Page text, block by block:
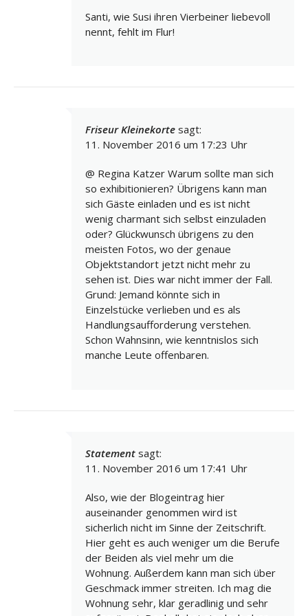
Santi, wie Susi ihren Vierbeiner liebevoll
nennt, fehlt im Flur!
Friseur Kleinekorte sagt:
11. November 2016 um 17:23 Uhr
@ Regina Katzer Warum sollte man sich
so exhibitionieren? Übrigens kann man
sich Gäste einladen und es ist nicht
wenig charmant sich selbst einzuladen
oder? Glückwunsch übrigens zu den
meisten Fotos, wo der genaue
Objektstandort jetzt nicht mehr zu
sehen ist. Dies war nicht immer der Fall.
Grund: Jemand könnte sich in
Einzelstücke verlieben und es als
Handlungsaufforderung verstehen.
Schon Wahnsinn, wie kenntnislos sich
manche Leute offenbaren.
Statement sagt:
11. November 2016 um 17:41 Uhr
Also, wie der Blogeintrag hier
auseinander genommen wird ist
sicherlich nicht im Sinne der Zeitschrift.
Hier geht es auch weniger um die Berufe
der Beiden als viel mehr um die
Wohnung. Außerdem kann man sich über
Geschmack immer streiten. Ich mag die
Wohnung sehr, klar geradlinig und sehr